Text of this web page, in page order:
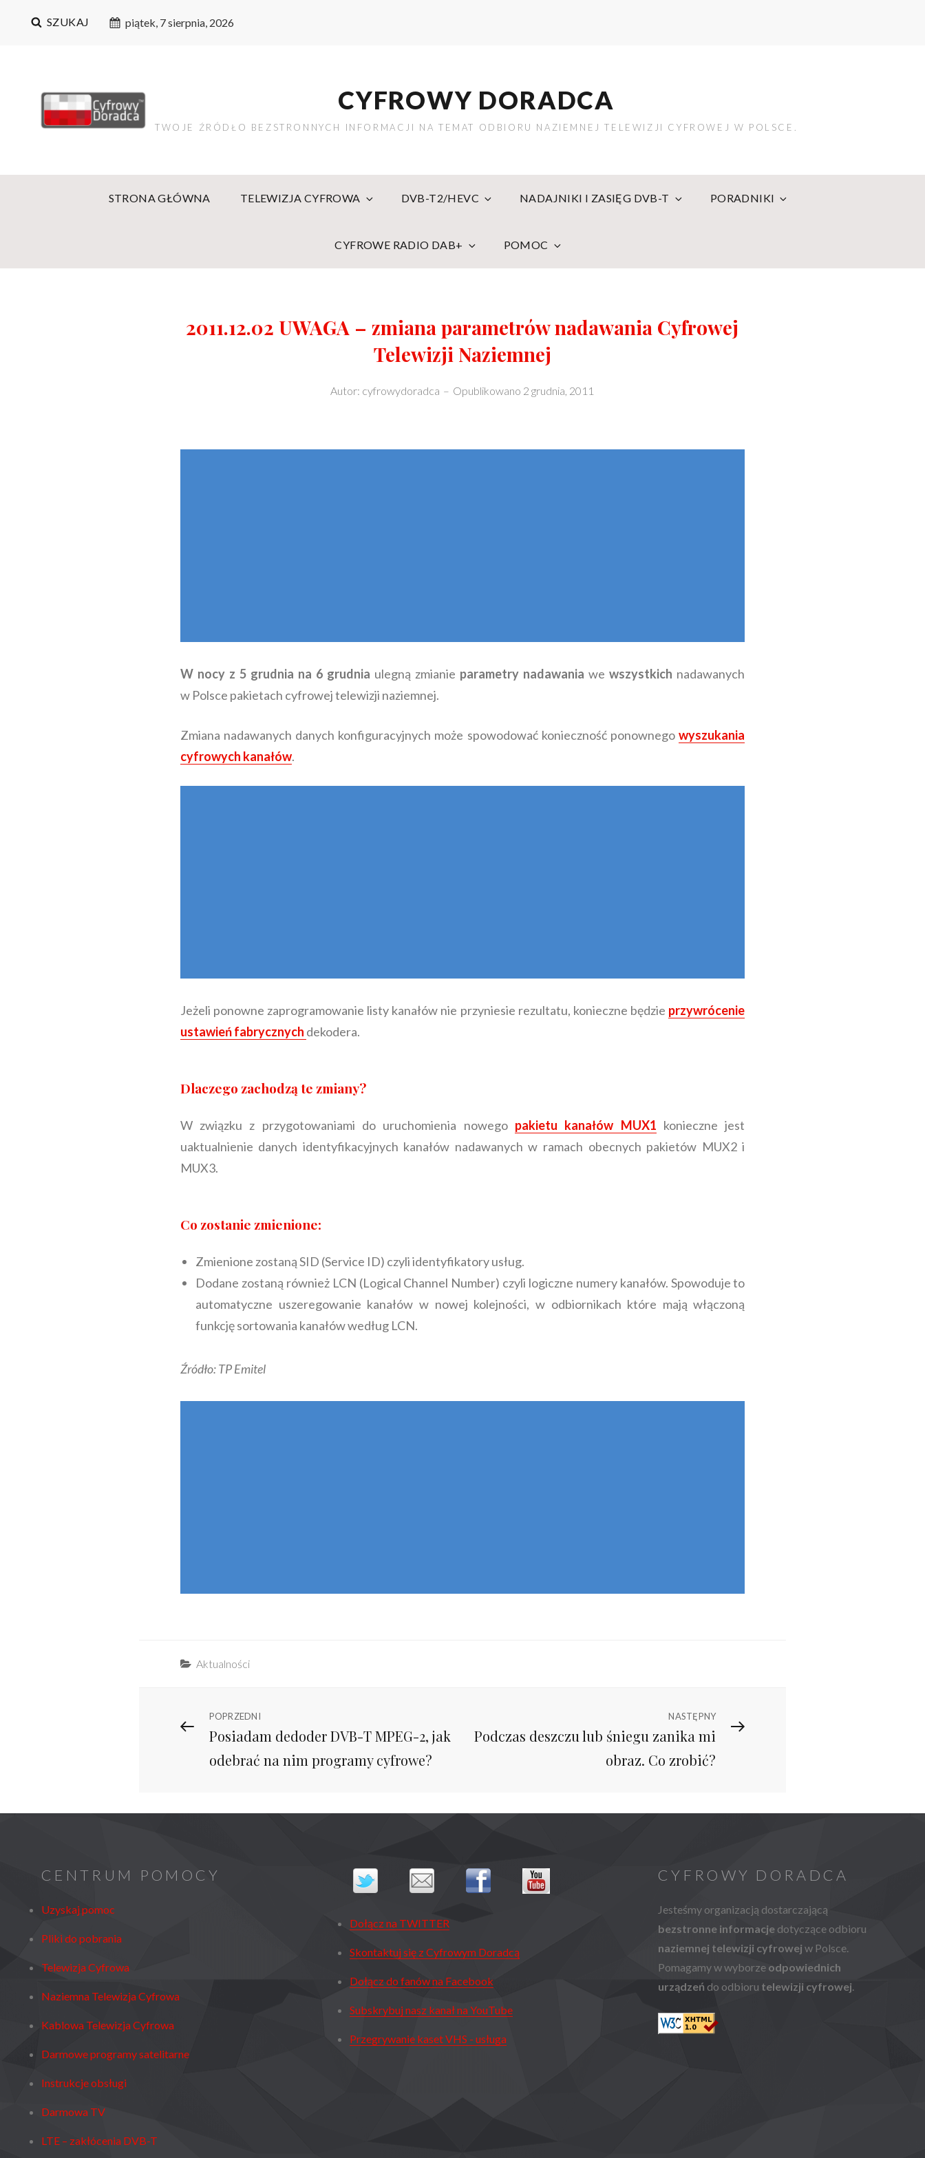
SZUKAJ piątek, 7 sierpnia, 2026
CYFROWY DORADCA
TWOJE ŹRÓDŁO BEZSTRONNYCH INFORMACJI NA TEMAT ODBIORU NAZIEMNEJ TELEWIZJI CYFROWEJ W POLSCE.
STRONA GŁÓWNA TELEWIZJA CYFROWA DVB-T2/HEVC NADAJNIKI I ZASIĘG DVB-T PORADNIKI
CYFROWE RADIO DAB+ POMOC
2011.12.02 UWAGA – zmiana parametrów nadawania Cyfrowej
Telewizji Naziemnej
Autor: cyfrowydoradca – Opublikowano 2 grudnia, 2011
W nocy z 5 grudnia na 6 grudnia ulegną zmianie parametry nadawania we wszystkich nadawanych
w Polsce pakietach cyfrowej telewizji naziemnej.
Zmiana nadawanych danych konfiguracyjnych może spowodować konieczność ponownegowyszukania
cyfrowych kanałów.
Jeżeli ponowne zaprogramowanie listy kanałów nie przyniesie rezultatu, konieczne będzie przywrócenie
ustawień fabrycznych dekodera.
Dlaczego zachodzą te zmiany?
W związku z przygotowaniami do uruchomienia nowego pakietu kanałów MUX1 konieczne jest
uaktualnienie danych identyfikacyjnych kanałów nadawanych w ramach obecnych pakietów MUX2 i
MUX3.
Co zostanie zmienione:
Zmienione zostaną SID (Service ID) czyli identyfikatory usług.
Dodane zostaną również LCN (Logical Channel Number) czyli logiczne numery kanałów. Spowoduje to
automatyczne uszeregowanie kanałów w nowej kolejności, w odbiornikach które mają włączoną
funkcję sortowania kanałów według LCN.
Źródło: TP Emitel
Categories
Aktualności
Nawigacja
wpisu
Previous
Post
POPRZEDNI
Posiadam dedoder DVB-T MPEG-2, jak
odebrać na nim programy cyfrowe?
Post
NASTĘPNY
Podczas deszczu lub śniegu zanika mi
obraz. Co zrobić?
CENTRUM POMOCY
Uzyskaj pomoc
Pliki do pobrania
Telewizja Cyfrowa
Naziemna Telewizja Cyfrowa
Kablowa Telewizja Cyfrowa
Darmowe programy satelitarne
Instrukcje obsługi
Darmowa TV
LTE – zakłócenia DVB-T
Dołącz na TWITTER
Skontaktuj się z Cyfrowym Doradcą
Dołącz do fanów na Facebook
Subskrybuj nasz kanał na YouTube
Przegrywanie kaset VHS - usługa
CYFROWY DORADCA
Jesteśmy organizacją dostarczającą
bezstronne informacjedotyczące odbioru
naziemnej telewizji cyfrowej w Polsce.
Pomagamy w wyborze odpowiednich
urządzeń do odbioru telewizji cyfrowej.